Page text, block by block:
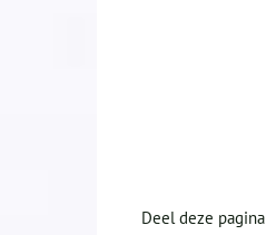
Deel deze pagina